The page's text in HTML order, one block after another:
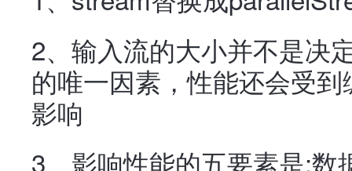
2、输入流的大小并不是决
的唯一因素，性能还会受
影响
3、影响性能的五要素是: